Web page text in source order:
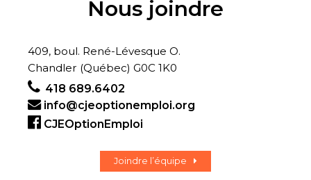
Nous joindre
409, boul. René-Lévesque O.
Chandler (Québec) G0C 1K0
418 689.6402
info@cjeoptionemploi.org
CJEOptionEmploi
Joindre l’équipe